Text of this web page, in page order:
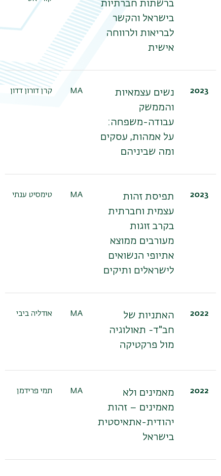
ברשתות חברתיות
בישראל והקשר
לבריאות ולרווחה
אישית
2023
נשים עצמאיות
והממשק
עבודה-משפחה:
על אמהות, עסקים
ומה שביניהם
MA קרן דורון דדון
2023
תפיסת זהות
עצמית וחברתית
בקרב זוגות
מעורבים ממוצא
אתיופי הנשואים
לישראלים ותיקים
MA טימסיט ענתי
2022
האתניות של
חב"ד- תאולוגיה
מול פרקטיקה
MA אודליה ביבי
2022
מאמינים ולא
מאמינים – זהות
יהודית-אתאיסטית
בישראל
MA תמי פרידמן